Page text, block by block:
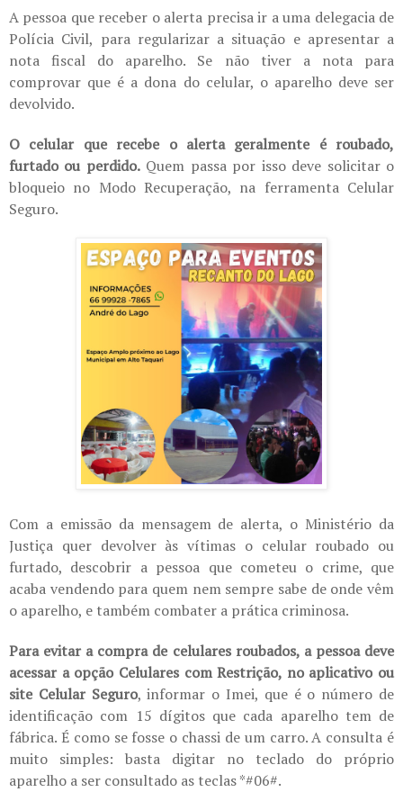
A pessoa que receber o alerta precisa ir a uma delegacia de
Polícia Civil, para regularizar a situação e apresentar a
nota fiscal do aparelho. Se não tiver a nota para
comprovar que é a dona do celular, o aparelho deve ser
devolvido.
O celular que recebe o alerta geralmente é roubado,
furtado ou perdido.Quem passa por isso deve solicitar o
bloqueio no Modo Recuperação, na ferramenta Celular
Seguro.
Com a emissão da mensagem de alerta, o Ministério da
Justiça quer devolver às vítimas o celular roubado ou
furtado, descobrir a pessoa que cometeu o crime, que
acaba vendendo para quem nem sempre sabe de onde vêm
o aparelho, e também combater a prática criminosa.
Para evitar a compra de celulares roubados, a pessoa deve
acessar a opção Celulares com Restrição, no aplicativo ou
site Celular Seguro, informar o Imei, que é o número de
identificação com 15 dígitos que cada aparelho tem de
fábrica. É como se fosse o chassi de um carro. A consulta é
muito simples: basta digitar no teclado do próprio
aparelho a ser consultado as teclas *#06#.